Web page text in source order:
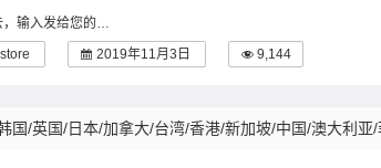
，输入发给您的…
2019年11月3日 9,144